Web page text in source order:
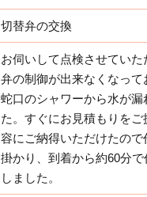
切替弁の交換
お伺いして点検させていた
弁の制御が出来なくなって
蛇口のシャワーから水が漏
た。すぐにお見積もりをご
容にご納得いただけたので
掛かり、到着から約60分で
しました。